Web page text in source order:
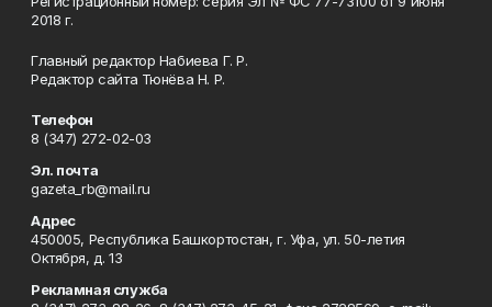
2018 г.
Главный редактор Набиева Г. Р.
Редактор сайта Тюнёва Н. Р.
Телефон
8 (347) 272-02-03
Эл. почта
gazeta_rb@mail.ru
Адрес
450005, Республика Башкортостан, г. Уфа, ул. 50-летия
Октября, д. 13
Рекламная служба